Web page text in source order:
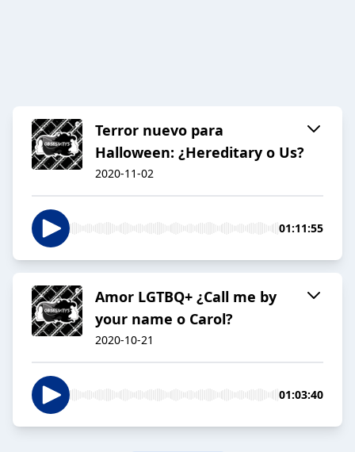
Terror nuevo para
Halloween: ¿Hereditary o Us?
2020-11-02
01:11:55
Amor LGTBQ+ ¿Call me by
your name o Carol?
2020-10-21
01:03:40